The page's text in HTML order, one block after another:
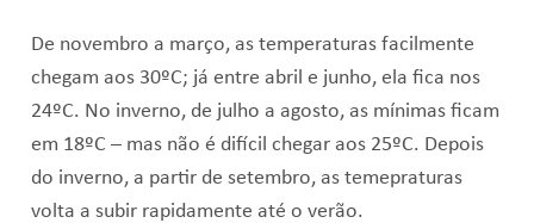
De novembro a março, as temperaturas facilmente
chegam aos 30ºC; já entre abril e junho, ela fica nos
24ºC. No inverno, de julho a agosto, as mínimas ficam
em 18ºC – mas não é difícil chegar aos 25ºC. Depois
do inverno, a partir de setembro, as temepraturas
volta a subir rapidamente até o verão.